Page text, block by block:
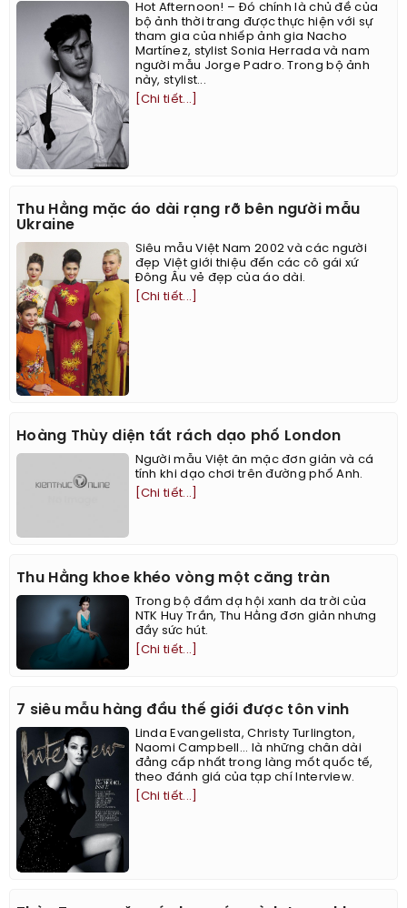
Hot Afternoon! – Đó chính là chủ đề của
bộ ảnh thời trang được thực hiện với sự
tham gia của nhiếp ảnh gia Nacho
Martínez, stylist Sonia Herrada và nam
người mẫu Jorge Padro. Trong bộ ảnh
này, stylist...
[Chi tiết...]
Thu Hằng mặc áo dài rạng rỡ bên người mẫu
Ukraine
Siêu mẫu Việt Nam 2002 và các người
đẹp Việt giới thiệu đến các cô gái xứ
Đông Âu vẻ đẹp của áo dài.
[Chi tiết...]
Hoàng Thùy diện tất rách dạo phố London
Người mẫu Việt ăn mặc đơn giản và cá
tính khi dạo chơi trên đường phố Anh.
[Chi tiết...]
Thu Hằng khoe khéo vòng một căng tràn
Trong bộ đầm dạ hội xanh da trời của
NTK Huy Trần, Thu Hằng đơn giản nhưng
đầy sức hút.
[Chi tiết...]
7 siêu mẫu hàng đầu thế giới được tôn vinh
Linda Evangelista, Christy Turlington,
Naomi Campbell... là những chân dài
đẳng cấp nhất trong làng mốt quốc tế,
theo đánh giá của tạp chí Interview.
[Chi tiết...]